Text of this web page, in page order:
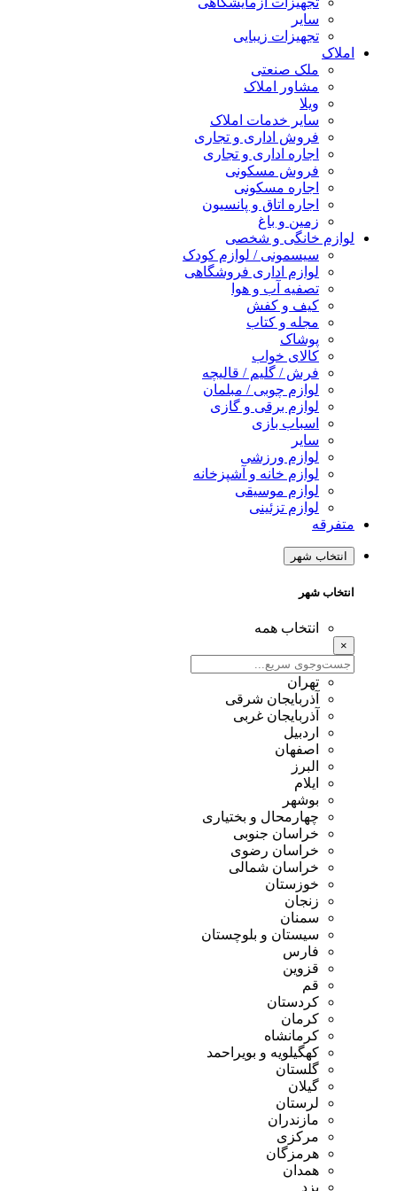
سایر
تجهیزات زیبایی
املاک
ملک صنعتی
مشاور املاک
ویلا
سایر خدمات املاک
فروش اداری و تجاری
اجاره اداری و تجاری
فروش مسکونی
اجاره مسکونی
اجاره اتاق و پانسیون
زمین و باغ
لوازم خانگی و شخصی
سیسمونی / لوازم کودک
لوازم اداری فروشگاهی
تصفیه آب و هوا
کیف و کفش
مجله و کتاب
پوشاک
کالای خواب
فرش / گلیم / قالیچه
لوازم چوبی / مبلمان
لوازم برقی و گازی
اسباب بازی
سایر
لوازم ورزشی
لوازم خانه و آشپزخانه
لوازم موسیقی
لوازم تزئینی
متفرقه
انتخاب شهر
انتخاب شهر
انتخاب همه
تهران
آذربایجان شرقی
آذربایجان غربی
اردبیل
اصفهان
البرز
ایلام
بوشهر
چهارمحال و بختیاری
خراسان جنوبی
خراسان رضوی
خراسان شمالی
خوزستان
زنجان
سمنان
سیستان و بلوچستان
فارس
قزوین
قم
کردستان
کرمان
کرمانشاه
کهگیلویه و بویراحمد
گلستان
گیلان
لرستان
مازندران
مرکزی
هرمزگان
همدان
یزد